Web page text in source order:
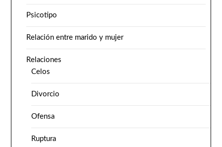
Psicotipo
Relación entre marido y mujer
Relaciones
Celos
Divorcio
Ofensa
Ruptura